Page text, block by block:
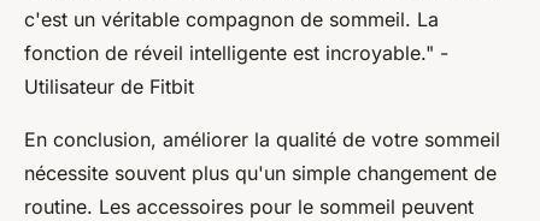
c'est un véritable compagnon de sommeil. La
fonction de réveil intelligente est incroyable." -
Utilisateur de Fitbit
En conclusion, améliorer la qualité de votre sommeil
nécessite souvent plus qu'un simple changement de
routine. Les accessoires pour le sommeil peuvent